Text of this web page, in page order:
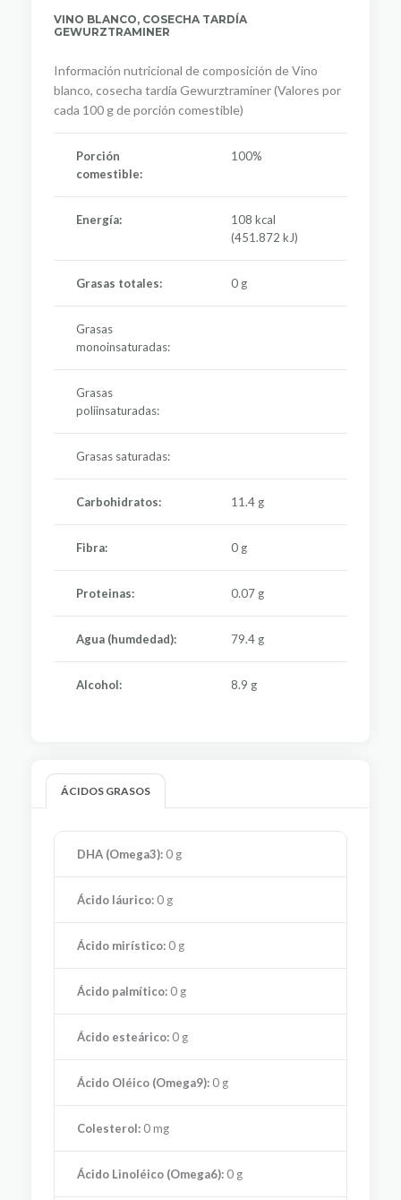
VINO BLANCO, COSECHA TARDÍA
GEWURZTRAMINER
Información nutricional de composición de Vino
blanco, cosecha tardía Gewurztraminer (Valores por
cada 100 g de porción comestible)
Porción
comestible:
100%
Energía:
108 kcal
(451.872 kJ)
Grasas totales: 0 g
Grasas
monoinsaturadas:
Grasas
poliinsaturadas:
Grasas saturadas:
Carbohidratos: 11.4 g
Fibra: 0 g
Proteinas: 0.07 g
Agua (humdedad): 79.4 g
Alcohol: 8.9 g
ÁCIDOS GRASOS
DHA (Omega3): 0 g
Ácido láurico: 0 g
Ácido mirístico: 0 g
Ácido palmítico: 0 g
Ácido esteárico: 0 g
Ácido Oléico (Omega9): 0 g
Colesterol: 0 mg
Ácido Linoléico (Omega6): 0 g